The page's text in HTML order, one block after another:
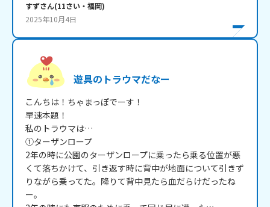
すずさん(11さい・ 福岡)
2025年10月4日
遊具のトラウマだなー
こんちは！ちゃまっぽでーす！
早速本題！
私のトラウマは…
①ターザンロープ
2年の時に公園のターザンロープに乗ったら乗る位置が悪
くて落ちかけて、引き返す時に背中が地面について引きず
りながら乗ってた。降りて背中見たら血だらけだったね
ー。